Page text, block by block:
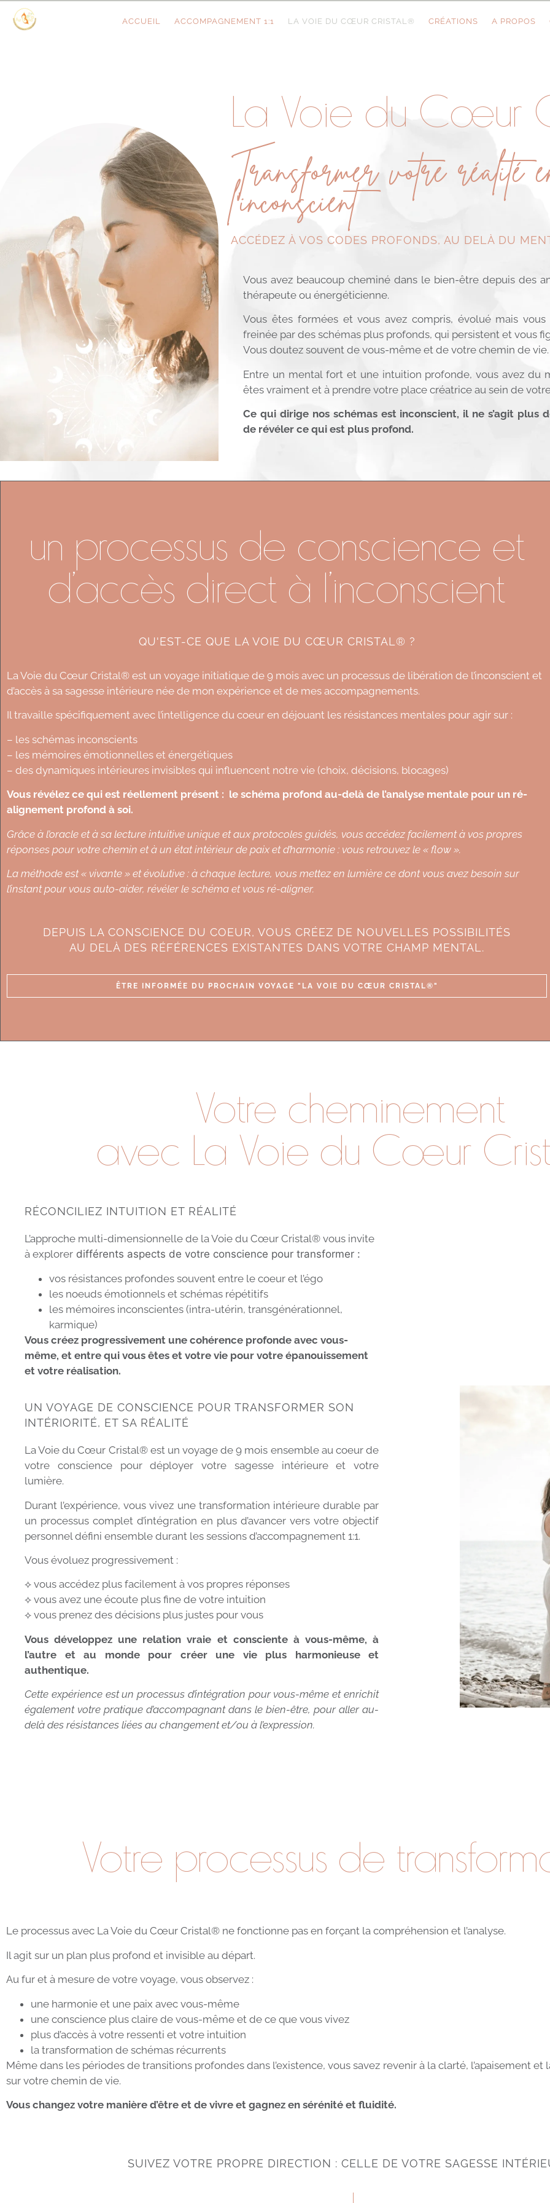
ACCUEIL ACCOMPAGNEMENT 1:1 LA VOIE DU CŒUR CRISTAL® CRÉATIONS A PROPOS
La Voie du Cœur
Transformer votre réalité
l'inconscient
ACCÉDEZ À VOS CODES PROFONDS, AU DELÀ DU
Vous avez beaucoup cheminé dans le bien-être depuis des
thérapeute ou énergéticienne.
Vous êtes formées et vous avez compris, évolué mais vous
freinée par des schémas plus profonds, qui persistent et vous
Vous doutez souvent de vous-même et de votre chemin de vie.
Entre un mental fort et une intuition profonde, vous avez du
êtes vraiment et à prendre votre place créatrice au sein de
Ce qui dirige nos schémas est inconscient, il ne s’agit plus
de révéler ce qui est plus profond.
un processus de conscience et
d'accès direct à l'inconscient
QU'EST-CE QUE LA VOIE DU CŒUR CRISTAL® ?
La Voie du Cœur Cristal® est un voyage initiatique de 9 mois avec un processus de libération de l’inconscient et
d’accès à sa sagesse intérieure née de mon expérience et de mes accompagnements.
Il travaille spécifiquement avec l’intelligence du coeur en déjouant les résistances mentales pour agir sur :
– les schémas inconscients
– les mémoires émotionnelles et énergétiques
– des dynamiques intérieures invisibles qui influencent notre vie (choix, décisions, blocages)
Vous révélez ce qui est réellement présent : le schéma profond au-delà de l’analyse mentale pour un ré-
alignement profond à soi.
Grâce à l’oracle et à sa lecture intuitive unique et aux protocoles guidés, vous accédez facilement à vos propres
réponses pour votre chemin et à un état intérieur de paix et d’harmonie : vous retrouvez le « flow ».
La méthode est « vivante » et évolutive : à chaque lecture, vous mettez en lumière ce dont vous avez besoin sur
l’instant pour vous auto-aider, révéler le schéma et vous ré-aligner.
DEPUIS LA CONSCIENCE DU COEUR, VOUS CRÉEZ DE NOUVELLES POSSIBILITÉS
AU DELÀ DES RÉFÉRENCES EXISTANTES DANS VOTRE CHAMP MENTAL.
ÊTRE INFORMÉE DU PROCHAIN VOYAGE "LA VOIE DU CŒUR CRISTAL®"
Votre cheminement
avec La Voie du Cœur
RÉCONCILIEZ INTUITION ET RÉALITÉ
L’approche multi-dimensionnelle de la Voie du Cœur Cristal® vous invite
à explorer différents aspects de votre conscience pour transformer :
vos résistances profondes souvent entre le coeur et l’égo
les noeuds émotionnels et schémas répétitifs
les mémoires inconscientes (intra-utérin, transgénérationnel,
karmique)
Vous créez progressivement une cohérence profonde avec vous-
même, et entre qui vous êtes et votre vie pour votre épanouissement
et votre réalisation.
UN VOYAGE DE CONSCIENCE POUR TRANSFORMER SON
INTÉRIORITÉ, ET SA RÉALITÉ
La Voie du Cœur Cristal® est un voyage de 9 mois ensemble au coeur de
votre conscience pour déployer votre sagesse intérieure et votre
lumière.
Durant l’expérience, vous vivez une transformation intérieure durable par
un processus complet d’intégration en plus d’avancer vers votre objectif
personnel défini ensemble durant les sessions d’accompagnement 1:1.
Vous évoluez progressivement :
⟡ vous accédez plus facilement à vos propres réponses
⟡ vous avez une écoute plus fine de votre intuition
⟡ vous prenez des décisions plus justes pour vous
Vous développez une relation vraie et consciente à vous-même, à
l’autre et au monde pour créer une vie plus harmonieuse et
authentique.
Cette expérience est un processus d’intégration pour vous-même etenrichit
également votre pratique d’accompagnant dans le bien-être, pour aller au-
delà des résistances liées au changement et/ou à l’expression.
Votre processus de
Le processus avec La Voie du Cœur Cristal® ne fonctionne pas en forçant la compréhension et l’analyse.
Il agit sur un plan plus profond et invisible au départ.
Au fur et à mesure de votre voyage, vous observez :
une harmonie et une paix avec vous-même
une conscience plus claire de vous-même et de ce que vous vivez
plus d’accès à votre ressenti et votre intuition
la transformation de schémas récurrents
Même dans les périodes de transitions profondes dans l’existence, vous savez revenir à la clarté, l’apaisement
sur votre chemin de vie.
Vous changez votre manière d’être et de vivre et gagnez en sérénité et fluidité.
SUIVEZ VOTRE PROPRE DIRECTION : CELLE DE VOTRE SAGESSE